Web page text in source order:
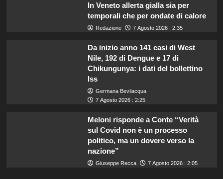
In Veneto allerta gialla sia per
temporali che per ondate di calore
Redazione 7 Agosto 2026 : 2:35
Da inizio anno 141 casi di West
Nile, 192 di Dengue e 17 di
Chikungunya: i dati del bollettino
Iss
Germana Bevilacqua
7 Agosto 2026 : 2:25
Meloni risponde a Conte “Verità
sul Covid non è un processo
politico, ma un dovere verso la
nazione”
Giuseppe Recca 7 Agosto 2026 : 2:05